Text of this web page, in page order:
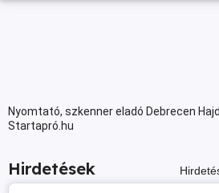
Nyomtató, szkenner eladó Debrecen
Startapró.hu
Hirdetések